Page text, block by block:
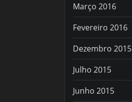
Março 2016
Fevereiro 2016
Dezembro 2015
Julho 2015
Junho 2015